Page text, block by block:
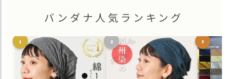
バンダナ人気ランキング
1 2 3